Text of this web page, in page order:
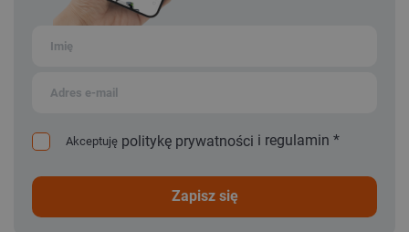
Akceptuję politykę prywatności i regulamin *
zapisz się